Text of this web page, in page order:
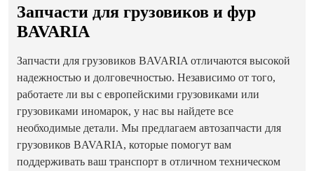
Запчасти для грузовиков и фур
BAVARIA
Запчасти для грузовиков BAVARIA отличаются высокой
надежностью и долговечностью. Независимо от того,
работаете ли вы с европейскими грузовиками или
грузовиками иномарок, у нас вы найдете все
необходимые детали. Мы предлагаем автозапчасти для
грузовиков BAVARIA, которые помогут вам
поддерживать ваш транспорт в отличном техническом